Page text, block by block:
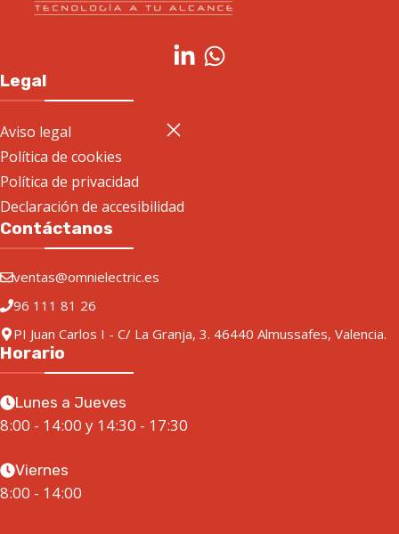
Legal
Aviso legal
Política de cookies
Política de privacidad
Declaración de accesibilidad
Contáctanos
ventas@omnielectric.es
96 111 81 26
PI Juan Carlos I - C/ La Granja, 3. 46440 Almussafes, Valencia.
Horario
Lunes a Jueves
8:00 - 14:00 y 14:30 - 17:30
Viernes
8:00 - 14:00